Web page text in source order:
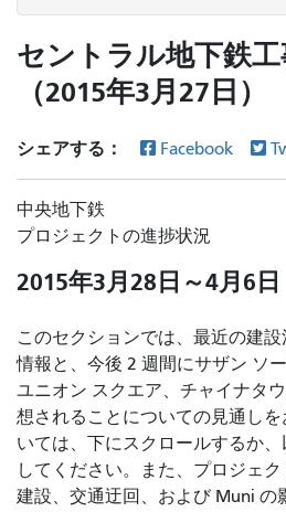
セントラル地下鉄
（2015年3月27日）
シェアする： Facebook
中央地下鉄
プロジェクトの進捗状況
2015年3月28日～4月6日
このセクションでは、最近の建
情報と、今後 2 週間にサザン ソ
ユニオン スクエア、チャイナタ
想されることについての見通し
いては、下にスクロールするか
してください。また、プロジェク
建設、交通迂回、および Muni の